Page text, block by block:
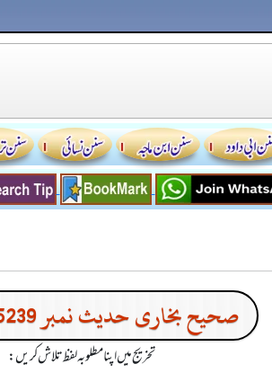
صحیح بخاری حدیث نمبر 5239 کی تخریج
تخریج میں اپنا مطلوبہ لفظ تلاش کریں: